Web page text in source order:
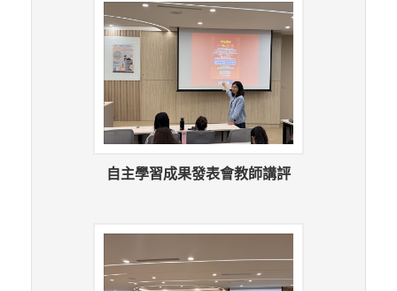
自主學習成果發表會教師講評